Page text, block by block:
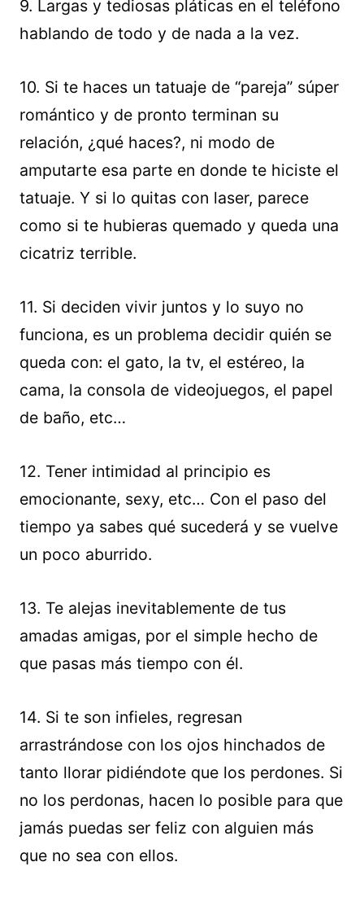
9. Largas y tediosas pláticas en el teléfono
hablando de todo y de nada a la vez.
10. Si te haces un tatuaje de “pareja” súper
romántico y de pronto terminan su
relación, ¿qué haces?, ni modo de
amputarte esa parte en donde te hiciste el
tatuaje. Y si lo quitas con laser, parece
como si te hubieras quemado y queda una
cicatriz terrible.
11. Si deciden vivir juntos y lo suyo no
funciona, es un problema decidir quién se
queda con: el gato, la tv, el estéreo, la
cama, la consola de videojuegos, el papel
de baño, etc…
12. Tener intimidad al principio es
emocionante, sexy, etc… Con el paso del
tiempo ya sabes qué sucederá y se vuelve
un poco aburrido.
13. Te alejas inevitablemente de tus
amadas amigas, por el simple hecho de
que pasas más tiempo con él.
14. Si te son infieles, regresan
arrastrándose con los ojos hinchados de
tanto llorar pidiéndote que los perdones. Si
no los perdonas, hacen lo posible para que
jamás puedas ser feliz con alguien más
que no sea con ellos.